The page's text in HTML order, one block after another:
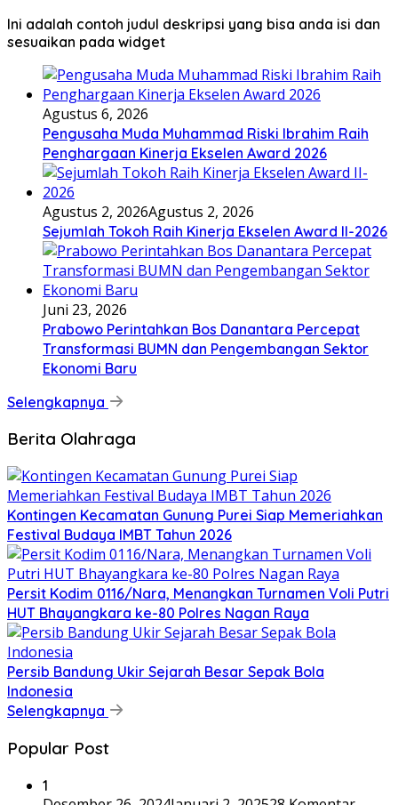
Ini adalah contoh judul deskripsi yang bisa anda isi dan
sesuaikan pada widget
Agustus 6, 2026
Pengusaha Muda Muhammad Riski Ibrahim Raih
Penghargaan Kinerja Ekselen Award 2026
Agustus 2, 2026Agustus 2, 2026
Sejumlah Tokoh Raih Kinerja Ekselen Award II-2026
Juni 23, 2026
Prabowo Perintahkan Bos Danantara Percepat
Transformasi BUMN dan Pengembangan Sektor
Ekonomi Baru
Selengkapnya
Berita Olahraga
Kontingen Kecamatan Gunung Purei Siap Memeriahkan
Festival Budaya IMBT Tahun 2026
Persit Kodim 0116/Nara, Menangkan Turnamen Voli Putri
HUT Bhayangkara ke-80 Polres Nagan Raya
Persib Bandung Ukir Sejarah Besar Sepak Bola
Indonesia
Selengkapnya
Popular Post
1